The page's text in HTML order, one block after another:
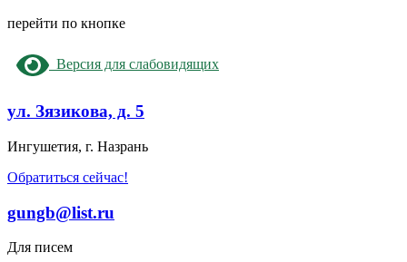
перейти по кнопке
Версия для слабовидящих
ул. Зязикова, д. 5
Ингушетия, г. Назрань
Обратиться сейчас!
gungb@list.ru
Для писем